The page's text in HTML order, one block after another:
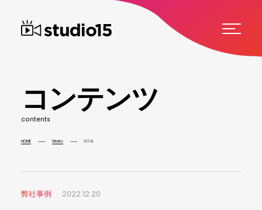
コンテンツ
contents
HOME Works DETAIL
弊社事例 2022.12.20